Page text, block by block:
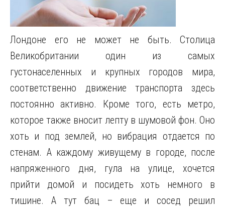
Лондоне его не может не быть. Столица
Великобритании один из самых
густонаселенных и крупных городов мира,
соответственно движение транспорта здесь
постоянно активно. Кроме того, есть метро,
которое также вносит лепту в шумовой фон. Оно
хоть и под землей, но вибрация отдается по
стенам. А каждому живущему в городе, после
напряженного дня, гула на улице, хочется
прийти домой и посидеть хоть немного в
тишине. А тут бац – еще и сосед решил